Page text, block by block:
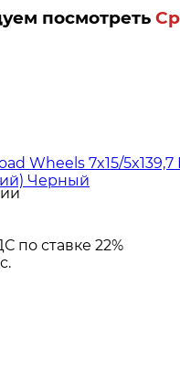
посмотреть
Wheels 7x15/5x139,7
Черный
по ставке 22%